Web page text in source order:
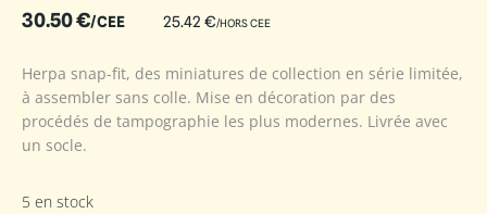
30.50€/CEE 25.42 €/HORS CEE
Herpa snap-fit, des miniatures de collection en série limitée,
à assembler sans colle. Mise en décoration par des
procédés de tampographie les plus modernes. Livrée avec
un socle.
5 en stock